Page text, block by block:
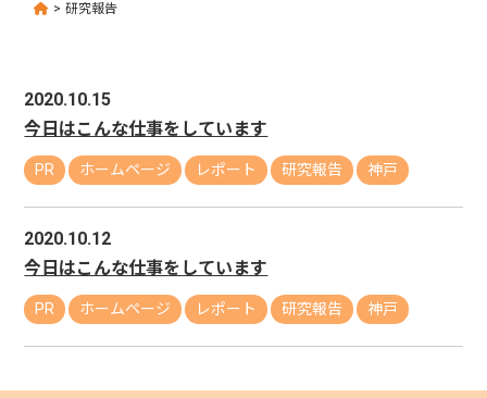
> 研究報告
2020.10.15
今日はこんな仕事をしています
PR ホームページ レポート 研究報告 神戸
2020.10.12
今日はこんな仕事をしています
PR ホームページ レポート 研究報告 神戸